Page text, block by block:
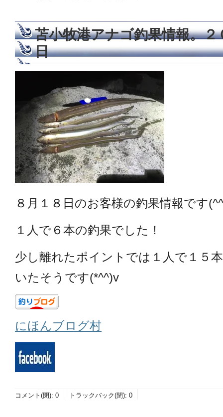
苫小牧港アナゴ釣果情報。２
日
８月１８日のお客様の釣果情報です
１人で６本の釣果でした！
少し離れたポイントでは１人で１５
いたそうです(*^^)v
にほんブログ村
コメント(閉): 0 トラックバック(閉): 0